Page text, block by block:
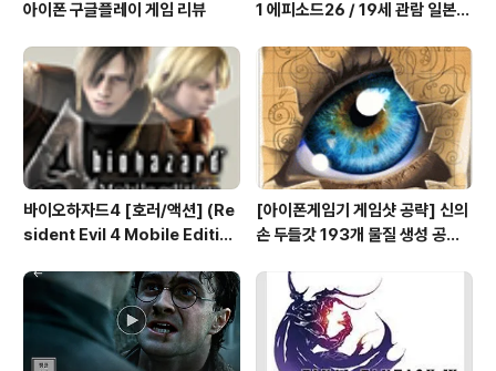
아이폰 구글플레이 게임 리뷰
1 에피소드26 / 19세 관람 일본
바이오하자드4 [호러/액션] (Re
sident Evil 4 Mobile Editio
[아이폰게임기 게임샷 공략] 신의
손 두들갓 193개 물질 생성 공략